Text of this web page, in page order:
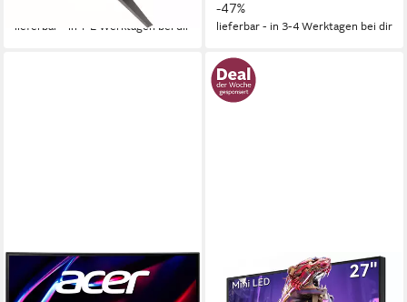
lieferbar - in 1-2 Werktagen bei dir
-47%
lieferbar - in 3-4 Werktagen bei dir